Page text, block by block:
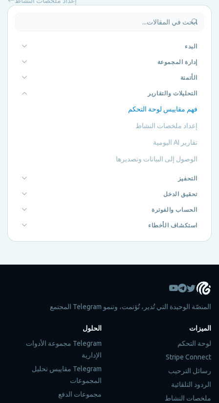
البدء
إدارة المجموعة
الأتمتة
التحليلات والتقارير
فهم مقاييس لوحة التحكم
إعداد ملخصات النشاط
تقارير AI اليومية
الوصول إلى البيانات وتصديرها
التحفيز
تحقيق الدخل
الحساب والفوترة
استكشاف الأخطاء
المنصّة الوحيدة التي تُدير، تُؤتمت، وتنمو Telegram المجتمع
الميزات
لوحة التحكم
Stripe Connect
رسائل الترحيب
الردود التلقائية
ملخصات النشاط
الحلول
Telegram مجموعة الأدوات
الإدارية
Telegram مقاييس تحليل
المجموعات
مجموعات الدفع